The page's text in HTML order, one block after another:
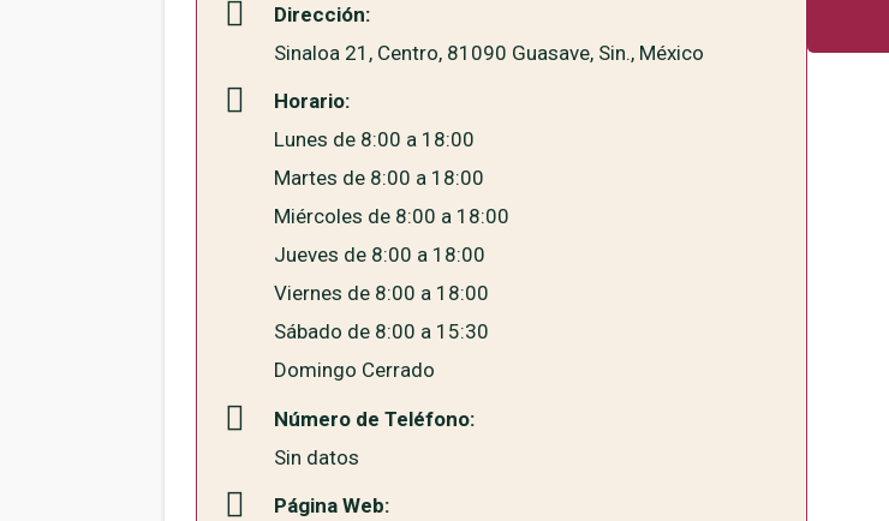
Dirección:
Sinaloa 21, Centro, 81090 Guasave, Sin., México
Horario:
Lunes de 8:00 a 18:00
Martes de 8:00 a 18:00
Miércoles de 8:00 a 18:00
Jueves de 8:00 a 18:00
Viernes de 8:00 a 18:00
Sábado de 8:00 a 15:30
Domingo Cerrado
Número de Teléfono:
Sin datos
Página Web: